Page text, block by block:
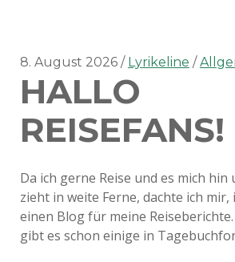
3)
8. August 2026 Lyrikeline
HALLO
REISEFANS!
Da ich gerne Reise und es mich hin
zieht in weite Ferne, dachte ich
einen Blog für meine
gibt es schon einige in